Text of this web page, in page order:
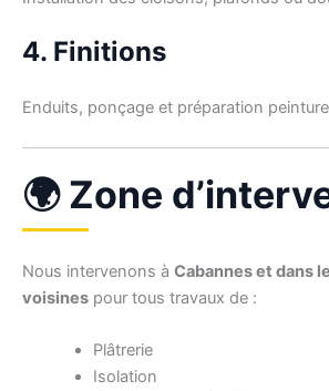
4. Finitions
Enduits, ponçage et préparation
🌍 Zone
Nous intervenons à Cabannes et dans
voisines pour tous travaux de :
Plâtrerie
Isolation